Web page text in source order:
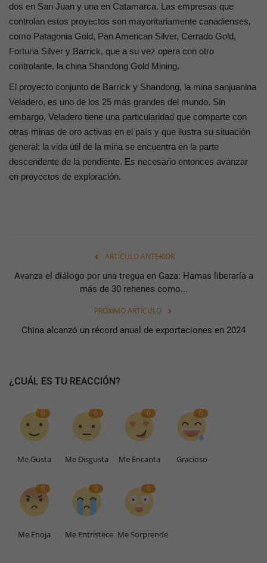
dos en San Juan y una en Catamarca. Las empresas que
controlan estos proyectos son mayoritariamente canadienses,
como Patagonia Gold, Pan American Silver, Cerrado Gold,
Fortuna Silver y Barrick, que a su vez opera con otro
controlante, la china Shandong Gold Mining.
El proyecto conjunto de Barrick y Shandong, la mina sanjuanina
Veladero, es uno de los 25 más grandes del mundo. Sin
embargo, Veladero tiene una particularidad que comparte con
otras minas de oro activas en el país y que ilustra su situación
general: la vida útil de la mina se encuentra en la parte
descendente de la pendiente. Es necesario entonces avanzar
en proyectos de exploración.
ARTÍCULO ANTERIOR
Avanza el diálogo por una tregua en Gaza: Hamas liberaría a
más de 30 rehenes como...
PRÓXIMO ARTÍCULO
China alcanzó un récord anual de exportaciones en 2024
¿CUÁL ES TU REACCIÓN?
0
Me Gusta
0
Me Disgusta
0
Me Encanta
0
Gracioso
0
Me Enoja
0
Me Entristece
0
Me Sorprende